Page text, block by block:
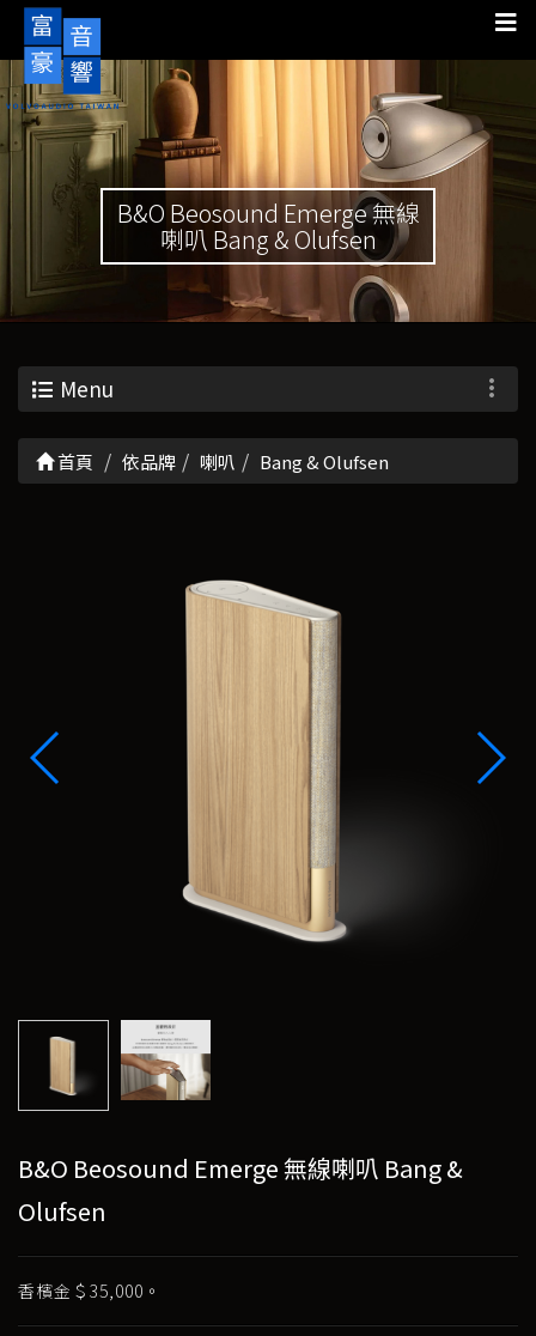
B&O Beosound Emerge 無線
喇叭 Bang & Olufsen
Menu
首頁 依品牌 喇叭 Bang & Olufsen
B&O Beosound Emerge 無線喇叭 Bang &
Olufsen
香檳金＄35,000。